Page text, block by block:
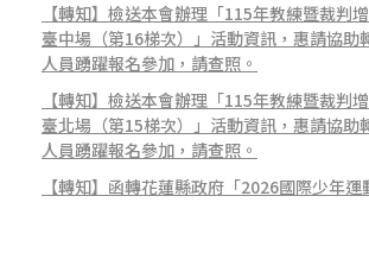
【轉知】檢送本會辦理「115年教練暨裁判
臺中場（第16梯次）」活動資訊，惠請協助
人員踴躍報名參加，請查照。
【轉知】檢送本會辦理「115年教練暨裁判
臺北場（第15梯次）」活動資訊，惠請協助
人員踴躍報名參加，請查照。
【轉知】函轉花蓮縣政府「2026國際少年